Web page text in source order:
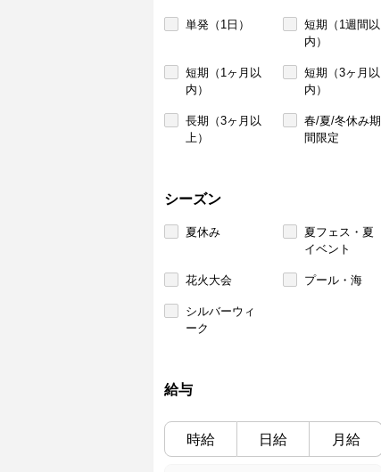
単発（1日）
短期（1週間以
内）
短期（1ヶ月以
内）
短期（3ヶ月以
内）
長期（3ヶ月以
上）
春/夏/冬休み期
間限定
シーズン
夏休み
夏フェス・夏
イベント
花火大会 プール・海
シルバーウィ
ーク
給与
時給 日給 月給